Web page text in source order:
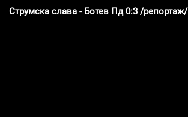
Струмска слава - Ботев Пд 0:3 /репортаж/